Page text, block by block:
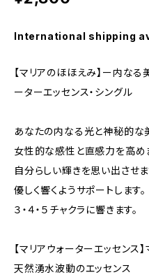
International shipping
【マリアのほほえみ】ー内な
ーターエッセンス・シングル
あなたの内なる光と神秘的な
女性的な感性と直感力を高め
自分らしい輝きを思い出させま
優しく響くようサポートします。
３・４・５チャクラに響きます。
【マリアウォーターエッセンス
天然湧水波動のエッセンス